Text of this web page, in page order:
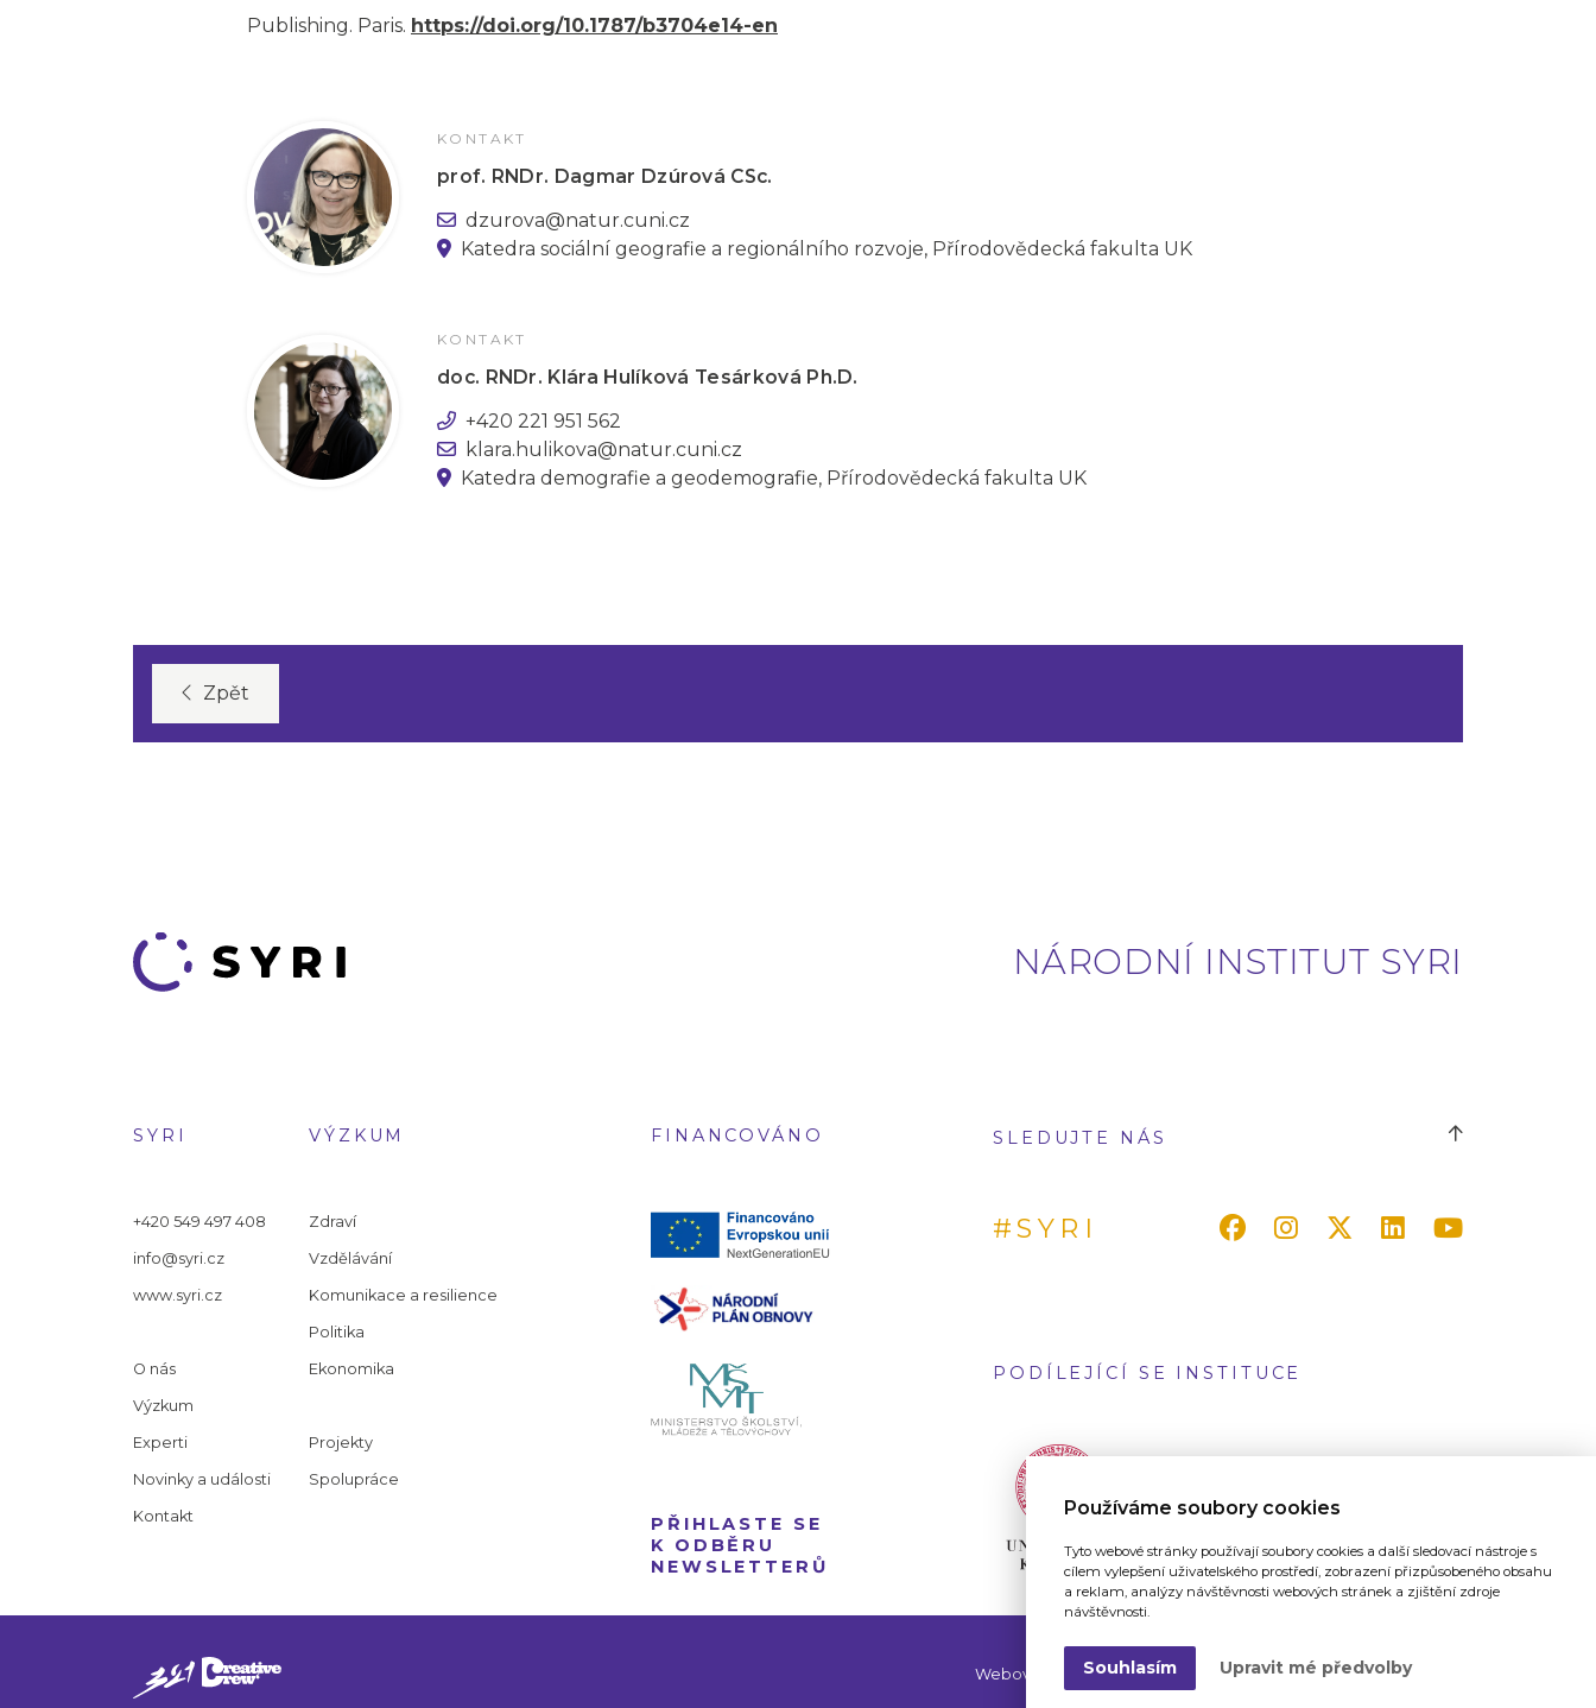
Používáme soubory cookies
Tyto webové stránky používají soubory cookies a další sledovací nástroje s
cílem vylepšení uživatelského prostředí, zobrazení přizpůsobeného obsahu
a reklam, analýzy návštěvnosti webových stránek a zjištění zdroje
návštěvnosti.
Souhlasím Upravit mé předvolby
Publishing. Paris. https://doi.org/10.1787/b3704e14-en
KONTAKT
prof. RNDr. Dagmar Dzúrová CSc.
dzurova@natur.cuni.cz
Katedra sociální geografie a regionálního rozvoje, Přírodovědecká fakulta UK
KONTAKT
doc. RNDr. Klára Hulíková Tesárková Ph.D.
+420 221 951 562
klara.hulikova@natur.cuni.cz
Katedra demografie a geodemografie, Přírodovědecká fakulta UK
Zpět
NÁRODNÍ INSTITUT SYRI
SYRI
+420 549 497 408
info@syri.cz
www.syri.cz
O nás
Výzkum
Experti
Novinky a události
Kontakt
VÝZKUM
Zdraví
Vzdělávání
Komunikace a resilience
Politika
Ekonomika
Projekty
Spolupráce
FINANCOVÁNO
PŘIHLASTE SE
K ODBĚRU
NEWSLETTERŮ
SLEDUJTE NÁS
#SYRI
PODÍLEJÍCÍ SE INSTITUCE
Webové stránky vytvořiloGrafické studio a digitální agentura 321